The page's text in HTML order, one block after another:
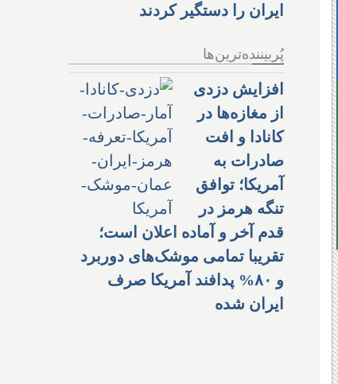
ایران را دستگیر کردند
پُربیننده‌ترین‌ها
افزایش دزدی
از مغازه‌ها در
کانادا و افت
صادرات به
آمریکا؛ توافق
تنگه هرمز در
قدم آخر و آماده اعلان است؛
تقریبا تمامی موشک‌های دوربرد
و ۸۰% پدافند آمریکا صرف
ایران شده